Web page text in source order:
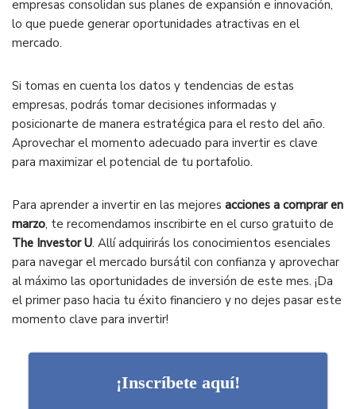
empresas consolidan sus planes de expansión e innovación,
lo que puede generar oportunidades atractivas en el
mercado.
Si tomas en cuenta los datos y tendencias de estas
empresas, podrás tomar decisiones informadas y
posicionarte de manera estratégica para el resto del año.
Aprovechar el momento adecuado para invertir es clave
para maximizar el potencial de tu portafolio.
Para aprender a invertir en las mejores acciones a comprar en
marzo, te recomendamos inscribirte en el curso gratuito de
The Investor U. Allí adquirirás los conocimientos esenciales
para navegar el mercado bursátil con confianza y aprovechar
al máximo las oportunidades de inversión de este mes. ¡Da
el primer paso hacia tu éxito financiero y no dejes pasar este
momento clave para invertir!
¡Inscríbete aquí!